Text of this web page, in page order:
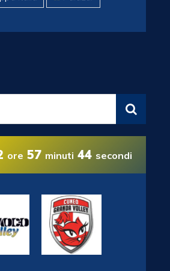
ore 57 minuti 44 secondi